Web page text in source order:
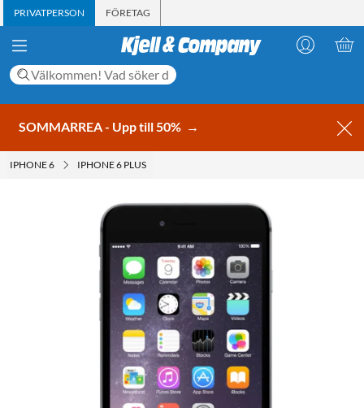
PRIVATPERSON FÖRETAG
SOMMARREA - Upp till 50% →
IPHONE 6 IPHONE 6 PLUS